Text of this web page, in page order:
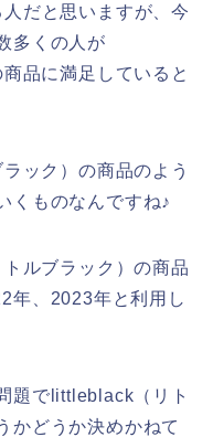
だと思いますが、今
多くの人が
品に満足していると
ック）の商品のよう
くものなんですね♪
ルブラック）の商品
年、2023年と利用し
題でlittleblack（リト
かどうか決めかねて